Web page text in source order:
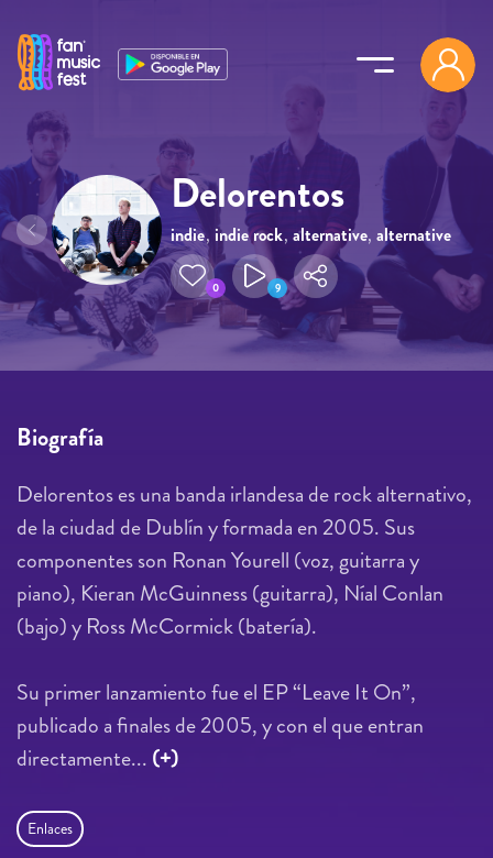
Delorentos
indie, indie rock, alternative, alternative
rock
0 9
Biografía
Delorentos es una banda irlandesa de rock alternativo,
de la ciudad de Dublín y formada en 2005. Sus
componentes son Ronan Yourell (voz, guitarra y
piano), Kieran McGuinness (guitarra), Níal Conlan
(bajo) y Ross McCormick (batería).
Su primer lanzamiento fue el EP “Leave It On”,
publicado a finales de 2005, y con el que entran
directamente... (+)
Enlaces